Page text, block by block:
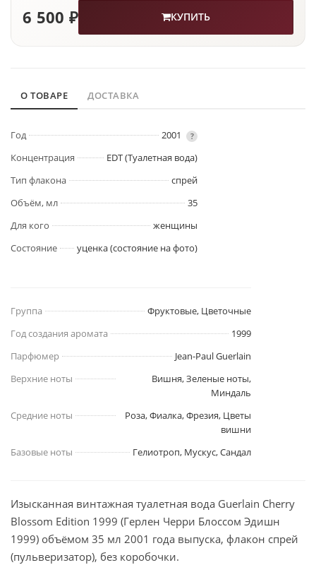
6 500 ₽ КУПИТЬ
О ТОВАРЕ ДОСТАВКА
Год 2001 ?
Концентрация
EDT (Туалетная вода)
Тип флакона
спрей
Объём, мл
35
Для кого
женщины
Состояние
уценка (состояние на фото)
Группа
Фруктовые, Цветочные
Год создания аромата
1999
Парфюмер
Jean-Paul Guerlain
Верхние ноты
Вишня, Зеленые ноты,
Миндаль
Средние ноты
Роза, Фиалка, Фрезия, Цветы
вишни
Базовые ноты
Гелиотроп, Мускус, Сандал
Изысканная винтажная туалетная вода Guerlain Cherry
Blossom Edition 1999 (Герлен Черри Блоссом Эдишн
1999) объёмом 35 мл 2001 года выпуска, флакон спрей
(пульверизатор), без коробочки.